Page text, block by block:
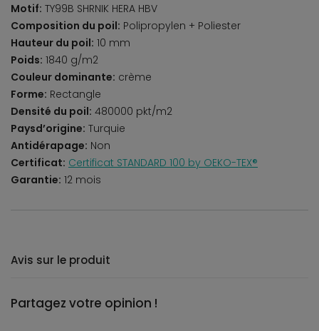
Motif: TY99B SHRNIK HERA HBV
Composition du poil: Polipropylen + Poliester
Hauteur du poil: 10 mm
Poids: 1840 g/m2
Couleur dominante: crème
Forme: Rectangle
Densité du poil: 480000 pkt/m2
Paysd’origine: Turquie
Antidérapage: Non
Certificat: Certificat STANDARD 100 by OEKO-TEX®
Garantie: 12 mois
Avis sur le produit
Partagez votre opinion !